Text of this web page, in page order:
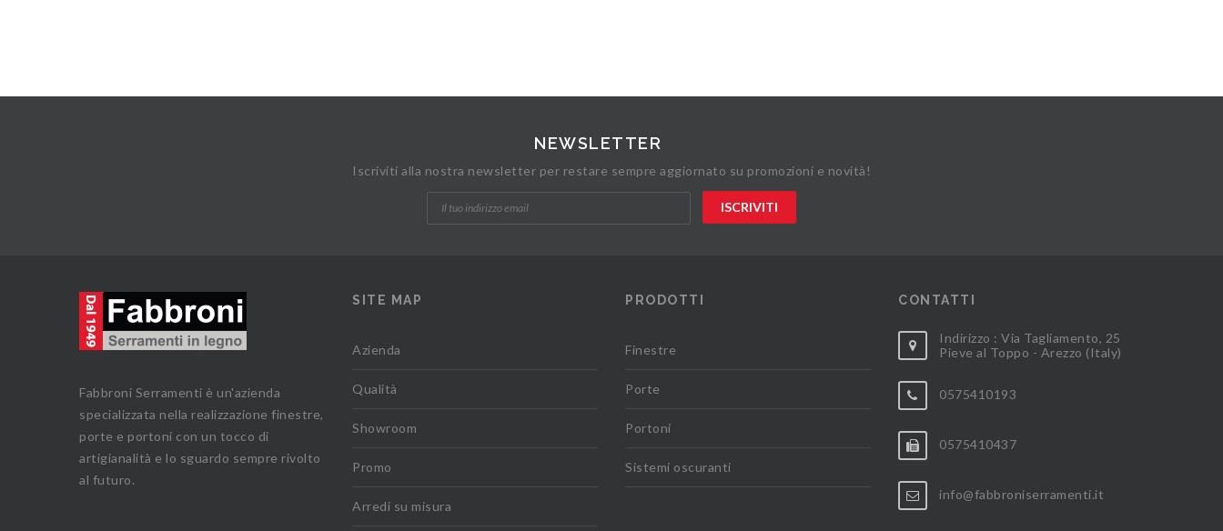
NEWSLETTER
Iscriviti alla nostra newsletter per restare sempre aggiornato su promozioni e novità!
Fabbroni Serramenti è un'azienda
specializzata nella realizzazione finestre,
porte e portoni con un tocco di
artigianalità e lo sguardo sempre rivolto
al futuro.
SITE MAP
Azienda
Qualità
Showroom
Promo
Arredi su misura
PRODOTTI
Finestre
Porte
Portoni
Sistemi oscuranti
CONTATTI
Indirizzo : Via Tagliamento, 25
Pieve al Toppo - Arezzo (Italy)
0575410193
0575410437
info@fabbroniserramenti.it